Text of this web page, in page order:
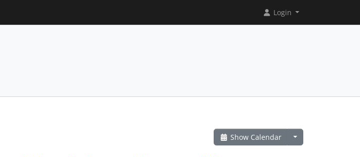
Login
Show Calendar